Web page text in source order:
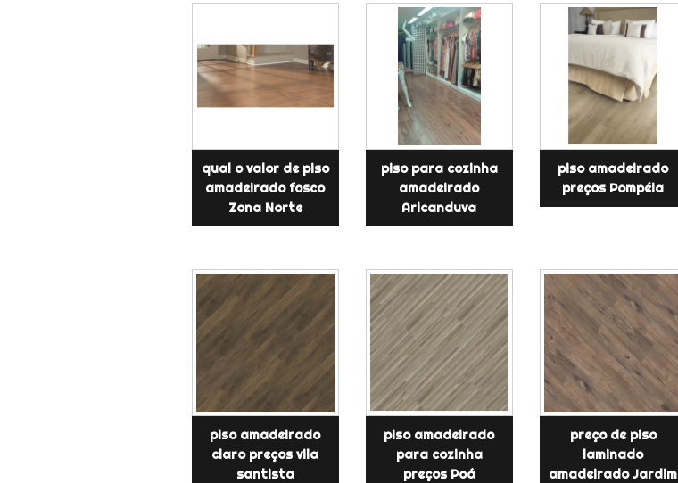
qual o valor de piso
amadeirado fosco
Zona Norte
piso para cozinha
amadeirado
Aricanduva
piso amadeirado
preços Pompéia
piso amadeirado
claro preços vila
santista
piso amadeirado
para cozinha
preços Poá
preço de piso
laminado
amadeirado Jardim